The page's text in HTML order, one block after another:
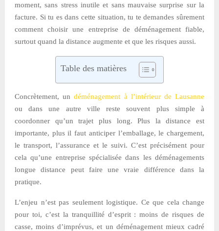
moment, sans stress inutile et sans mauvaise surprise sur la
facture. Si tu es dans cette situation, tu te demandes sûrement
comment choisir une entreprise de déménagement fiable,
surtout quand la distance augmente et que les risques aussi.
Table des matières
Concrètement, undéménagement à l’intérieur de Lausanne
ou dans une autre ville reste souvent plus simple à
coordonner qu’un trajet plus long. Plus la distance est
importante, plus il faut anticiper l’emballage, le chargement,
le transport, l’assurance et le suivi. C’est précisément pour
cela qu’une entreprise spécialisée dans les déménagements
longue distance peut faire une vraie différence dans la
pratique.
L’enjeu n’est pas seulement logistique. Ce que cela change
pour toi, c’est la tranquillité d’esprit : moins de risques de
casse, moins d’imprévus, et un déménagement mieux cadré